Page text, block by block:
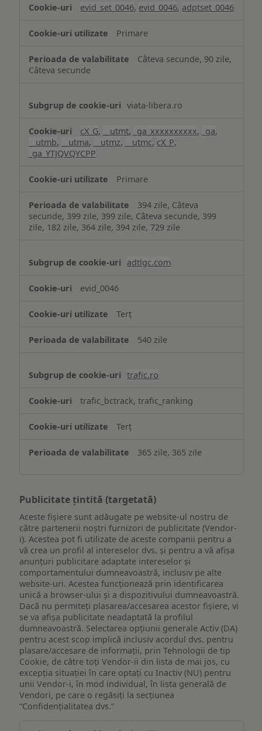
evid_set_0046, evid_0046, adptset_0046
Primare
Câteva secunde, 90 zile,
Câteva secunde
viata-libera.ro
cX_G, __utmt, _ga_xxxxxxxxxx, _ga,
__utmb, __utma, __utmz, __utmc, cX_P,
_ga_YTJQVQYCPP
Primare
394 zile, Câteva
secunde, 399 zile, 399 zile, Câteva secunde, 399
zile, 182 zile, 364 zile, 394 zile, 729 zile
adtlgc.com
evid_0046
Terț
540 zile
trafic.ro
trafic_bctrack, trafic_ranking
Terț
365 zile, 365 zile
Publicitate țintită (targetată)
Aceste fișiere sunt adăugate pe website-ul nostru de
către partenerii noștri furnizori de publicitate (Vendor-
i). Acestea pot fi utilizate de aceste companii pentru a
vă crea un profil al intereselor dvs. și pentru a vă afișa
anunțuri publicitare adaptate intereselor și
comportamentului dumneavoastră, inclusiv pe alte
website-uri. Acestea funcționează prin identificarea
unică a browser-ului și a dispozitivului dumneavoastră.
Dacă nu permiteți plasarea/accesarea acestor fișiere, vi
se va afișa publicitate neadaptată la profilul
dumneavoastră. Selectarea opțiunii generale Activ (DA)
pentru acest scop implică inclusiv acordul dvs. pentru
plasare/accesare de informații, prin Tehnologii de tip
Cookie, de către toți Vendor-ii din lista de mai jos, cu
excepția situației în care optați cu Inactiv (NU) pentru
unii Vendor-i, în mod individual, în lista generală de
Vendori, pe care o regăsiți la secțiunea
“Confidențialitatea dvs.”